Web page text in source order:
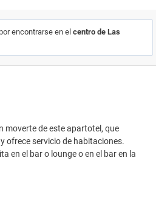
encontrarse en el centro de Las
moverte de este apartotel, que
ofrece servicio de habitaciones.
en el bar o lounge o en el bar en la